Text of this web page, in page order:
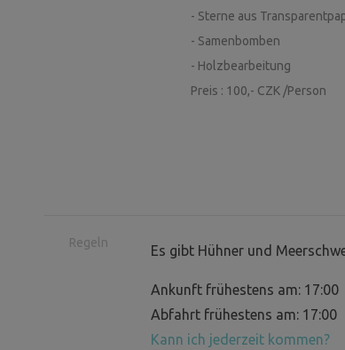
- Sterne aus
- Samenbomben
- Holzbearbeitung
Preis : 100,- CZK /Person
Regeln Es gibt Hühner und
Ankunft frühestens am: 17:00
Abfahrt frühestens am: 17:00
Kann ich jederzeit kommen?